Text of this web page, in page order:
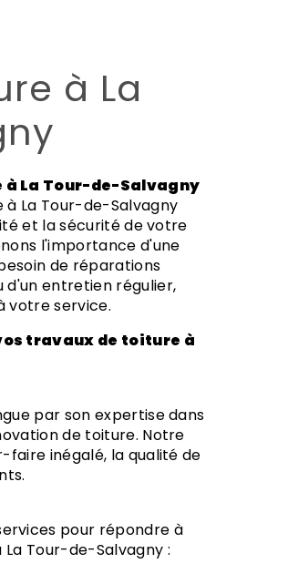
à La Tour-de-Salvagny
La Tour-de-Salvagny
et la sécurité de votre
l'importance d'une
de réparations
d'un entretien régulier,
votre service.
par son expertise dans
de toiture. Notre
inégalé, la qualité de
pour répondre à
Tour-de-Salvagny :